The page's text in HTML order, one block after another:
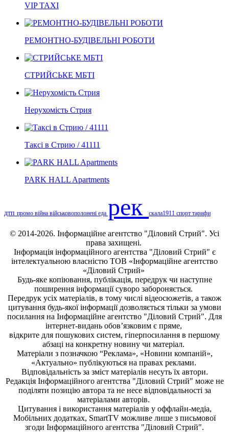
VIP TAXI
РЕМОНТНО-БУДІВЕЛЬНІ РОБОТИ
СТРИЙСЬКЕ МБТІ
Нерухомість Стрия
Таксі в Стрию / 41111
PARK HALL Apartments
дтп промо війна військовополонені еда рек скала1911 спорт тарифи
© 2014-2026. Інформаційне агентство "Діловий Стрий". Усі
права захищені.
Інформація інформаційного агентства "Діловий Стрий" є
інтелектуальною власністю ТОВ «Інформаційне агентство
«Діловий Стрий»
Будь-яке копiювання, публiкацiя, передрук чи наступне
поширення iнформацiї суворо забороняється.
Передрук усіх матеріалів, в тому числі відеосюжетів, а також
цитування будь-якої інформації дозволяється тільки за умови
посилання на Інформаційне агентство "Діловий Стрий". Для
інтернет-видань обов’язковим є пряме,
відкрите для пошукових систем, гіперпосилання в першому
абзаці на конкретну новину чи матеріал.
Матеріали з позначкою “Реклама», «Новини компаній»,
«Актуально» публікуються на правах реклами.
Відповідальність за зміст матеріалів несуть їх автори.
Редакція Інформаційного агентства "Діловий Стрий" може не
поділяти позицію автора та не несе відповідальності за
матеріалами авторів.
Цитування і використання матеріалів у оффлайн-медіа,
Мобільних додатках, SmartTV можливе лише з письмової
згоди Інформаційного агентства "Діловий Стрий".